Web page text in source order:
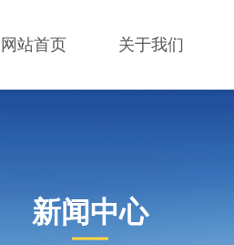
网站首页 关于我们
新闻中心